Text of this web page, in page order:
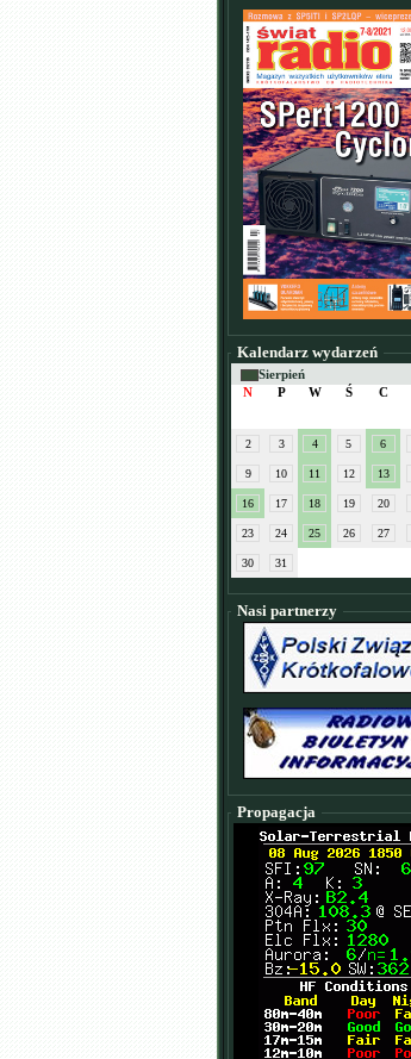
Kalendarz wydarzeń
Sierpień
N
P W Ś C
2 3 4 5 6
9 10 11 12 13
16 17 18 19 20
23 24 25 26 27
30 31
Nasi partnerzy
Propagacja